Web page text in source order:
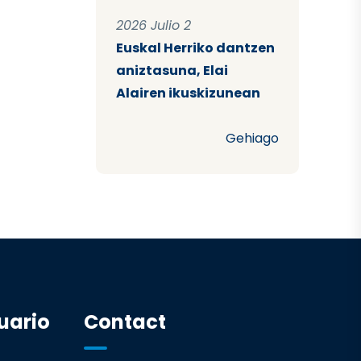
2026 Julio 2
Euskal Herriko dantzen
aniztasuna, Elai
Alairen ikuskizunean
Gehiago
Contact